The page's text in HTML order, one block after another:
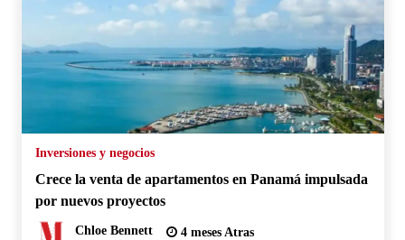
Inversiones y negocios
Crece la venta de apartamentos en Panamá impulsada
por nuevos proyectos
Chloe Bennett 4 meses Atras